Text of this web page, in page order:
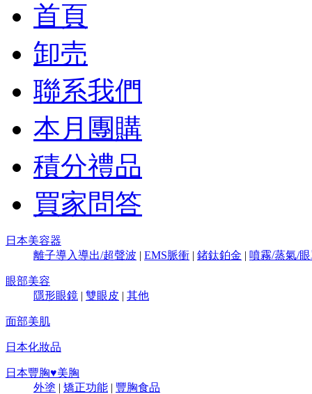
首頁
卸売
聯系我們
本月團購
積分禮品
買家問答
日本美容器
離子導入導出/超聲波 | EMS脈衝 | 鍺鈦鉑金 | 噴霧/蒸氣/
眼部美容
隱形眼鏡 | 雙眼皮 | 其他
面部美肌
日本化妝品
日本豐胸♥美胸
外塗 | 矯正功能 | 豐胸食品